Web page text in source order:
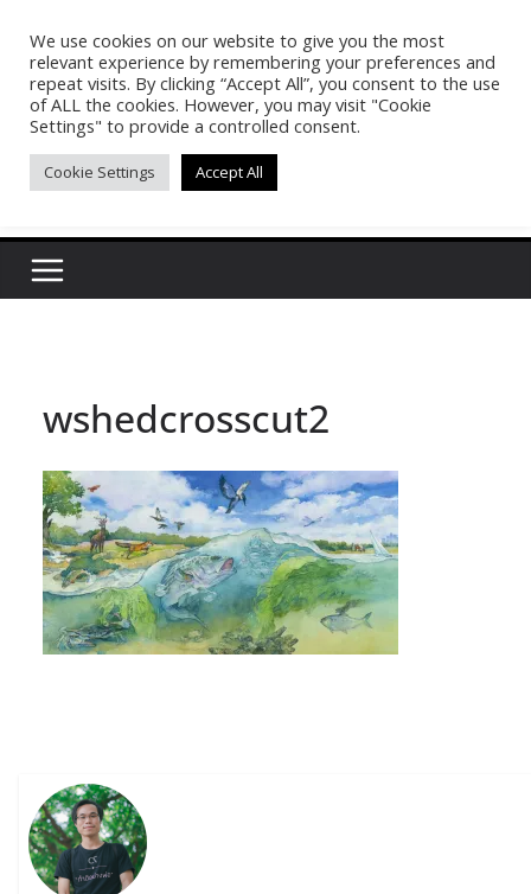
contentPasakon Puypong
(tonypuy)
เปิดพื้นที่การเรียนรู้และพร้อมแบ่งปันของผม
wshedcrosscut2
We use cookies on our website to give you the most
relevant experience by remembering your preferences and
repeat visits. By clicking “Accept All”, you consent to the use
of ALL the cookies. However, you may visit "Cookie
Settings" to provide a controlled consent.
Cookie Settings Accept All